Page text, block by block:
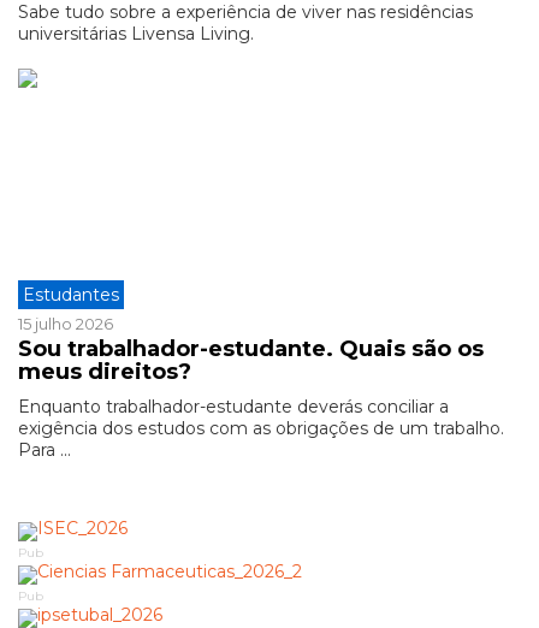
Sabe tudo sobre a experiência de viver nas residências
universitárias Livensa Living.
Estudantes
15 julho 2026
Sou trabalhador-estudante. Quais são os
meus direitos?
Enquanto trabalhador-estudante deverás conciliar a
exigência dos estudos com as obrigações de um trabalho.
Para ...
Pub
Pub